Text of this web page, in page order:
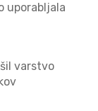
uporabljala
varstvo